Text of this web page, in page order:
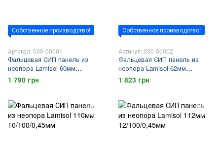
Собственное производство!
Артикул: 030-00001
Фальцевая СИП панель из
неопора Lamisol 60мм
10/50/0,45мм
1 790 грн
Собственное производство!
Артикул: 030-00002
Фальцевая СИП панель из
неопора Lamisol 62мм
12/50/0,45мм
1 823 грн